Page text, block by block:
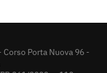
Corso Porta Nuova 96 -